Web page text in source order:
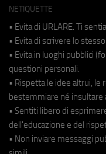
NETIQUETTE
• Evita di URLARE. Ti
• Evita di scrivere lo
• Evita in luoghi pubblici
questioni personali.
• Rispetta le idee altrui, le
bestemmiare né insultare
• Sentiti libero di
dell'educazione e del
• Non inviare messaggi